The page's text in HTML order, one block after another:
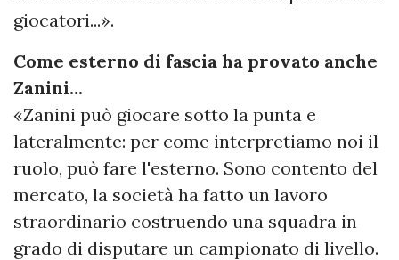
giocatori...».
Come esterno di fascia ha provato anche
Zanini...
«Zanini può giocare sotto la punta e
lateralmente: per come interpretiamo noi il
ruolo, può fare l'esterno. Sono contento del
mercato, la società ha fatto un lavoro
straordinario costruendo una squadra in
grado di disputare un campionato di livello.